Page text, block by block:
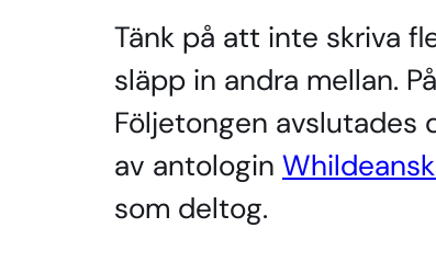
Tänk på att inte skriva
släpp in andra mellan.
Följetongen avslutades
av antologin
som deltog.